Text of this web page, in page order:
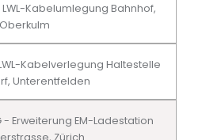
Kabelumlegung Bahnhof,
Oberkulm
Kabelverlegung Haltestelle
Unterentfelden
- Erweiterung EM-Ladestation
Zürich